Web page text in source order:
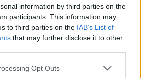
information by third parties on the
participants. This information may
to third parties on the IAB’s List of
that may further disclose it to other
Opt Outs